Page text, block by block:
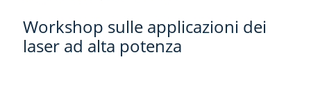
Workshop sulle applicazioni dei
laser ad alta potenza